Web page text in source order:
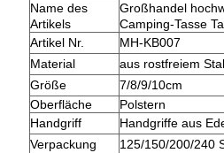
Name des
Artikels
Großhandel
Camping-Tasse
Artikel Nr.
MH-KB007
Material
aus rostfreiem
Größe
7/8/9/10cm
Oberfläche
Polstern
Handgriff
Handgriffe aus
Verpackung
125/150/200/240